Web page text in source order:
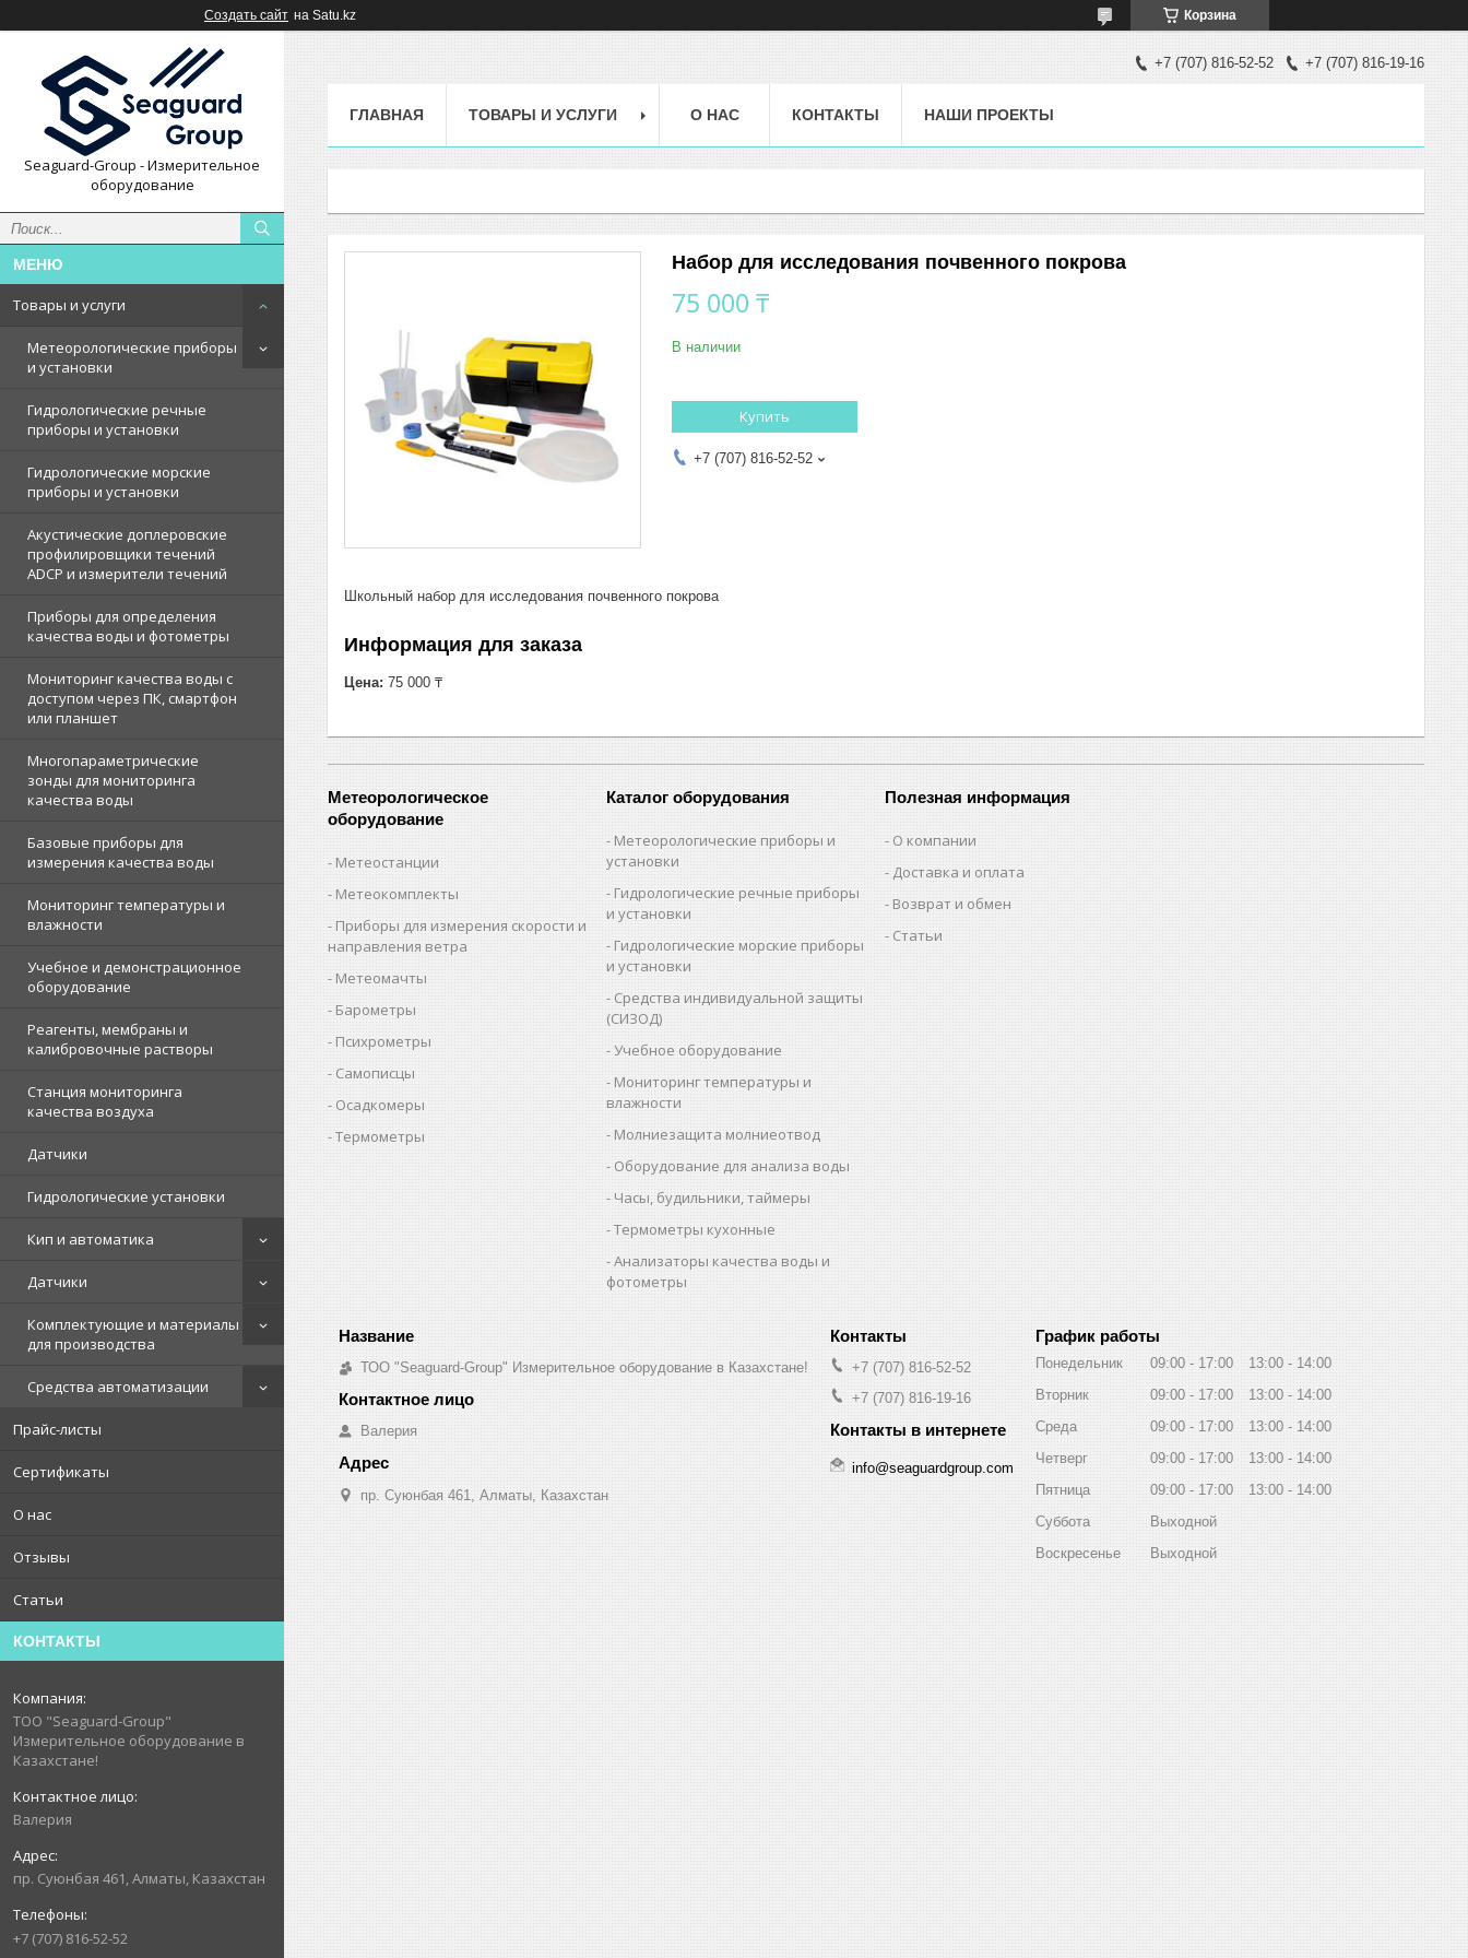
Создать сайт на Satu.kz Корзина
Seaguard-Group - Измерительное
оборудование
Товары и услуги
Метеорологические приборы
и установки
Гидрологические речные
приборы и установки
Гидрологические морские
приборы и установки
Акустические доплеровские
профилировщики течений
ADCP и измерители течений
Приборы для определения
качества воды и фотометры
Мониторинг качества воды с
доступом через ПК, смартфон
или планшет
Многопараметрические
зонды для мониторинга
качества воды
Базовые приборы для
измерения качества воды
Мониторинг температуры и
влажности
Учебное и демонстрационное
оборудование
Реагенты, мембраны и
калибровочные растворы
Станция мониторинга
качества воздуха
Датчики
Гидрологические установки
Кип и автоматика
Датчики
Комплектующие и материалы
для производства
Средства автоматизации
Прайс-листы
Сертификаты
О нас
Отзывы
Статьи
КОНТАКТЫ
ТОО "Seaguard-Group"
Измерительное оборудование в
Казахстане!
Валерия
пр. Суюнбая 461, Алматы, Казахстан
+7 (707) 816-52-52
+7 (707) 816-52-52 +7 (707) 816-19-16
ГЛАВНАЯ ТОВАРЫ И УСЛУГИ О НАС КОНТАКТЫ НАШИ ПРОЕКТЫ
Набор для исследования почвенного покрова
75 000 ₸
В наличии
Купить
+7 (707) 816-52-52
Школьный набор для исследования почвенного покрова
Информация для заказа
Цена: 75 000 ₸
Метеорологическое
оборудование
Метеостанции
Метеокомплекты
Приборы для измерения скорости и
направления ветра
Метеомачты
Барометры
Психрометры
Самописцы
Осадкомеры
Термометры
Каталог оборудования
Метеорологические приборы и
установки
Гидрологические речные приборы
и установки
Гидрологические морские приборы
и установки
Средства индивидуальной защиты
(СИЗОД)
Учебное оборудование
Мониторинг температуры и
влажности
Молниезащита молниеотвод
Оборудование для анализа воды
Часы, будильники, таймеры
Термометры кухонные
Анализаторы качества воды и
фотометры
Полезная информация
О компании
Доставка и оплата
Возврат и обмен
Статьи
ТОО "Seaguard-Group" Измерительное оборудование в Казахстане!
Валерия
пр. Суюнбая 461, Алматы, Казахстан
+7 (707) 816-52-52
+7 (707) 816-19-16
info@seaguardgroup.com
График работы
Понедельник 09:00 17:00 13:00
14:00
Вторник
09:00 17:00 13:00
14:00
Среда
09:00 17:00 13:00
14:00
Четверг
09:00 17:00 13:00
14:00
Пятница
09:00 17:00 13:00
14:00
Суббота
Выходной
Воскресенье
Выходной